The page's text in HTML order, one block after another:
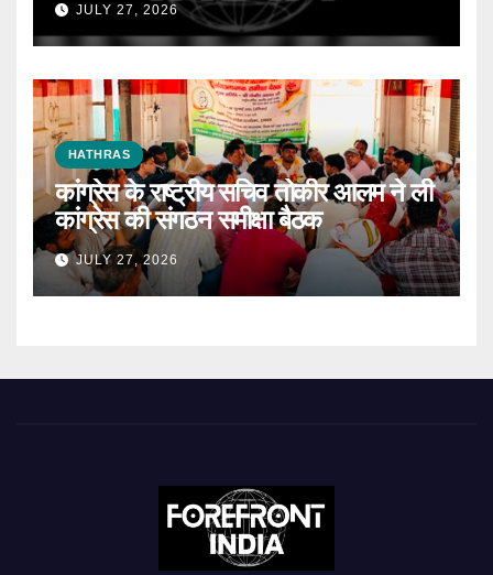
JULY 27, 2026
HATHRAS
कांग्रेस के राष्ट्रीय सचिव तोकीर आलम ने ली
कांग्रेस की संगठन समीक्षा बैठक
JULY 27, 2026